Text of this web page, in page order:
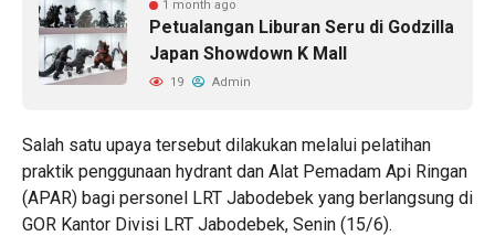
1 month ago
Petualangan Liburan Seru di Godzilla
Japan Showdown K Mall
19 Admin
Salah satu upaya tersebut dilakukan melalui pelatihan
praktik penggunaan hydrant dan Alat Pemadam Api Ringan
(APAR) bagi personel LRT Jabodebek yang berlangsung di
GOR Kantor Divisi LRT Jabodebek, Senin (15/6).